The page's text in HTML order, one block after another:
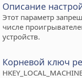
Описание
Этот параметр
числе
устройств.
Корневой ключ